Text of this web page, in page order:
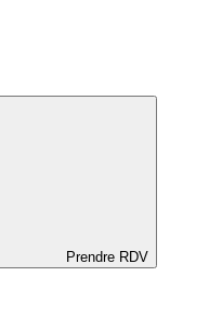
Prendre RDV